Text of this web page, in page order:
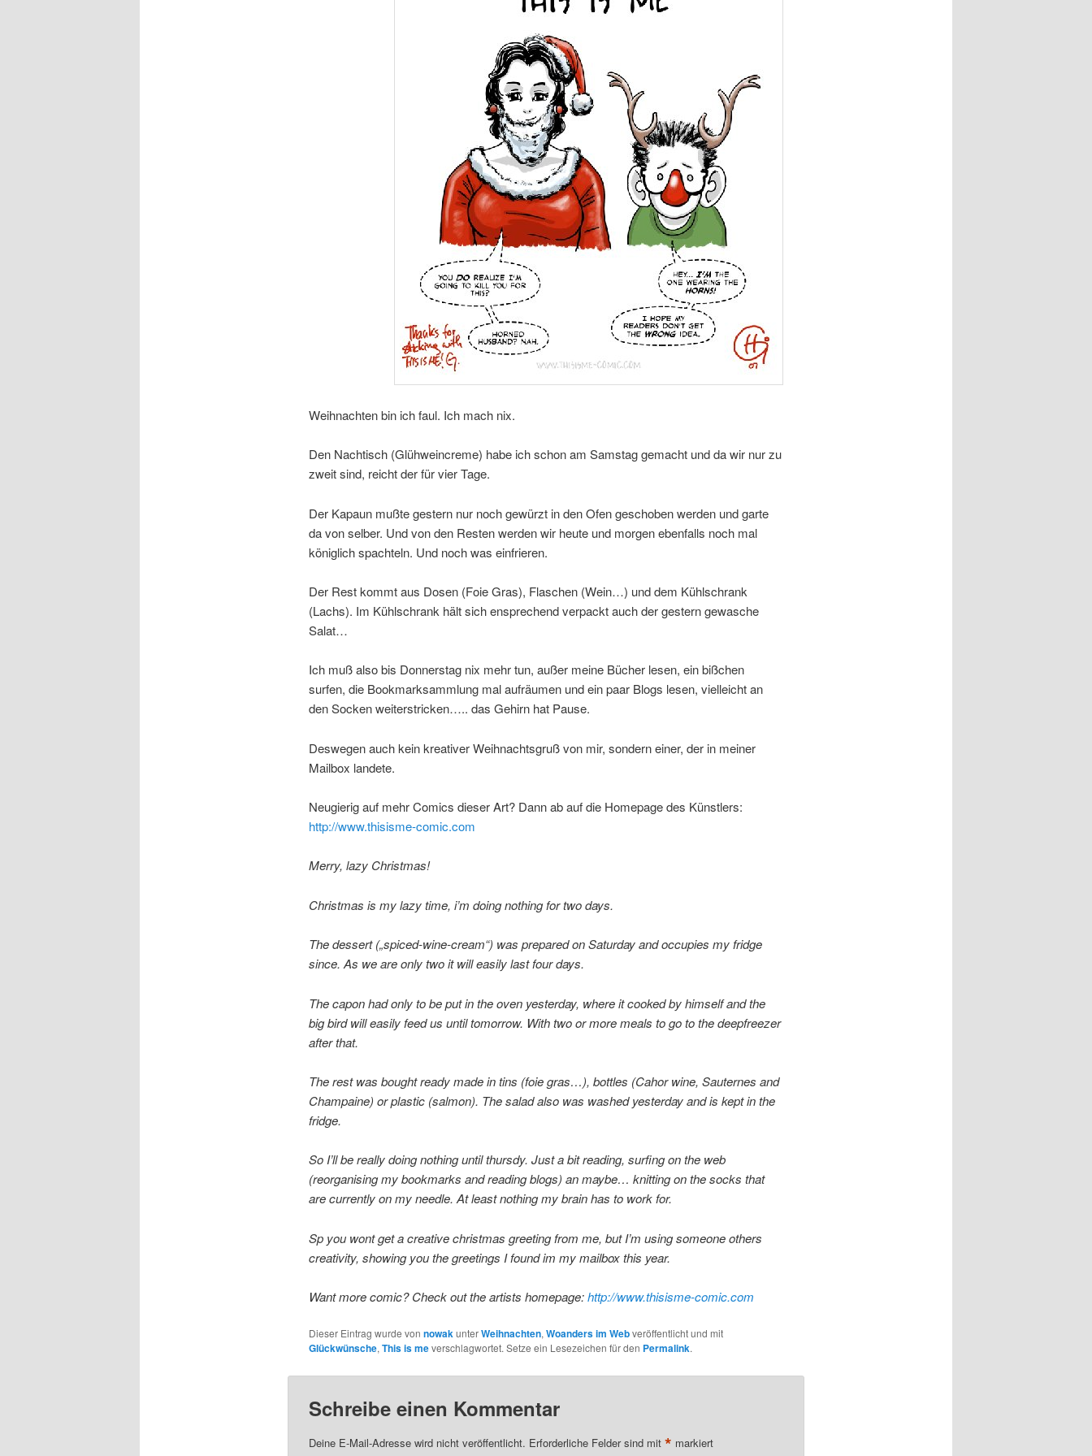
Weihnachten bin ich faul. Ich mach nix.
Den Nachtisch (Glühweincreme) habe ich schon am Samstag gemacht und da wir nur zu
zweit sind, reicht der für vier Tage.
Der Kapaun mußte gestern nur noch gewürzt in den Ofen geschoben werden und garte
da von selber. Und von den Resten werden wir heute und morgen ebenfalls noch mal
königlich spachteln. Und noch was einfrieren.
Der Rest kommt aus Dosen (Foie Gras), Flaschen (Wein…) und dem Kühlschrank
(Lachs). Im Kühlschrank hält sich ensprechend verpackt auch der gestern gewasche
Salat…
Ich muß also bis Donnerstag nix mehr tun, außer meine Bücher lesen, ein bißchen
surfen, die Bookmarksammlung mal aufräumen und ein paar Blogs lesen, vielleicht an
den Socken weiterstricken….. das Gehirn hat Pause.
Deswegen auch kein kreativer Weihnachtsgruß von mir, sondern einer, der in meiner
Mailbox landete.
Neugierig auf mehr Comics dieser Art? Dann ab auf die Homepage des Künstlers:
http://www.thisisme-comic.com
Merry, lazy Christmas!
Christmas is my lazy time, i’m doing nothing for two days.
The dessert („spiced-wine-cream“) was prepared on Saturday and occupies my fridge
since. As we are only two it will easily last four days.
The capon had only to be put in the oven yesterday, where it cooked by himself and the
big bird will easily feed us until tomorrow. With two or more meals to go to the deepfreezer
after that.
The rest was bought ready made in tins (foie gras…), bottles (Cahor wine, Sauternes and
Champaine) or plastic (salmon). The salad also was washed yesterday and is kept in the
fridge.
So I’ll be really doing nothing until thursdy. Just a bit reading, surfing on the web
(reorganising my bookmarks and reading blogs) an maybe… knitting on the socks that
are currently on my needle. At least nothing my brain has to work for.
Sp you wont get a creative christmas greeting from me, but I’m using someone others
creativity, showing you the greetings I found im my mailbox this year.
Want more comic? Check out the artists homepage:http://www.thisisme-comic.com
Dieser Eintrag wurde von nowakunterWeihnachten,Woanders im Webveröffentlicht und mit
Glückwünsche,This is meverschlagwortet. Setze ein Lesezeichen für den Permalink.
Schreibe einen Kommentar
Deine E-Mail-Adresse wird nicht veröffentlicht. Erforderliche Felder sind mit * markiert